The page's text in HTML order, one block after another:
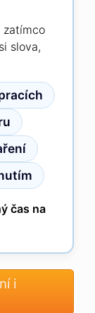
zatímco
slova,
čas na
i